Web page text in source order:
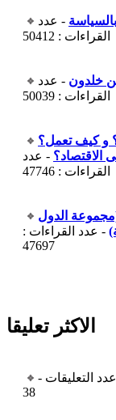
- عدد
القراءات : 50412
خلدون - عدد
القراءات : 50039
و كيف تعمل؟
الاقتصاد؟ - عدد
القراءات : 47746
الدول
- عدد القراءات :
47697
الاكثر تعليقا
التعليقات -
38